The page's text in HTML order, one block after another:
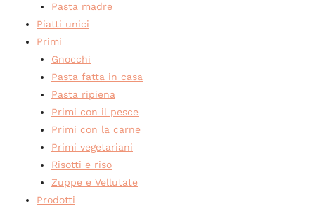
Pasta madre
Piatti unici
Primi
Gnocchi
Pasta fatta in casa
Pasta ripiena
Primi con il pesce
Primi con la carne
Primi vegetariani
Risotti e riso
Zuppe e Vellutate
Prodotti